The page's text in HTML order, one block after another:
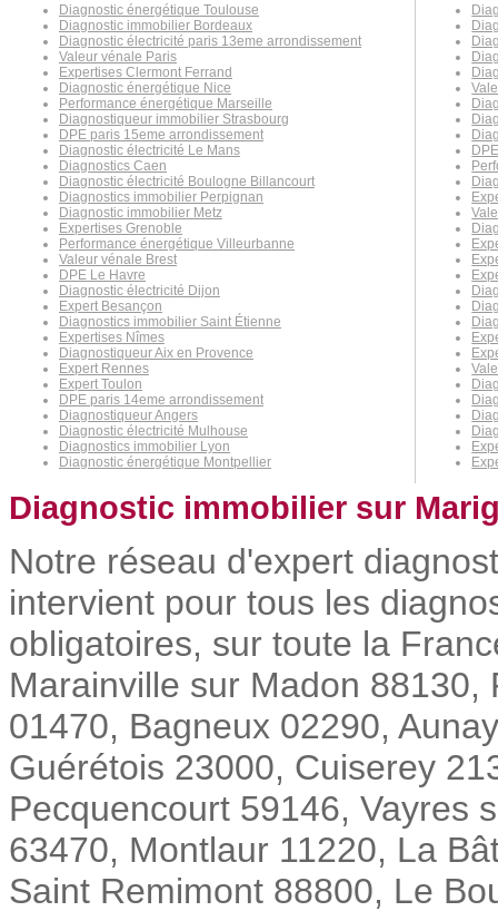
Diagnostic énergétique Toulouse
Diagnostic immobilier Bordeaux
Diagnostic électricité paris 13eme arrondissement
Valeur vénale Paris
Expertises Clermont Ferrand
Diagnostic énergétique Nice
Performance énergétique Marseille
Diagnostiqueur immobilier Strasbourg
DPE paris 15eme arrondissement
Diagnostic électricité Le Mans
Diagnostics Caen
Diagnostic électricité Boulogne Billancourt
Diagnostics immobilier Perpignan
Diagnostic immobilier Metz
Expertises Grenoble
Performance énergétique Villeurbanne
Valeur vénale Brest
DPE Le Havre
Diagnostic électricité Dijon
Expert Besançon
Diagnostics immobilier Saint Étienne
Expertises Nîmes
Diagnostiqueur Aix en Provence
Expert Rennes
Expert Toulon
DPE paris 14eme arrondissement
Diagnostiqueur Angers
Diagnostic électricité Mulhouse
Diagnostics immobilier Lyon
Diagnostic énergétique Montpellier
Diagnostic immobilier sur
Notre réseau d'expert
intervient pour tous les
obligatoires, sur toute la
Marainville sur Madon
01470, Bagneux 02290,
Guérétois 23000, Cuiserey
Pecquencourt 59146, Vayres
63470, Montlaur 11220, La
Saint Remimont 88800, Le